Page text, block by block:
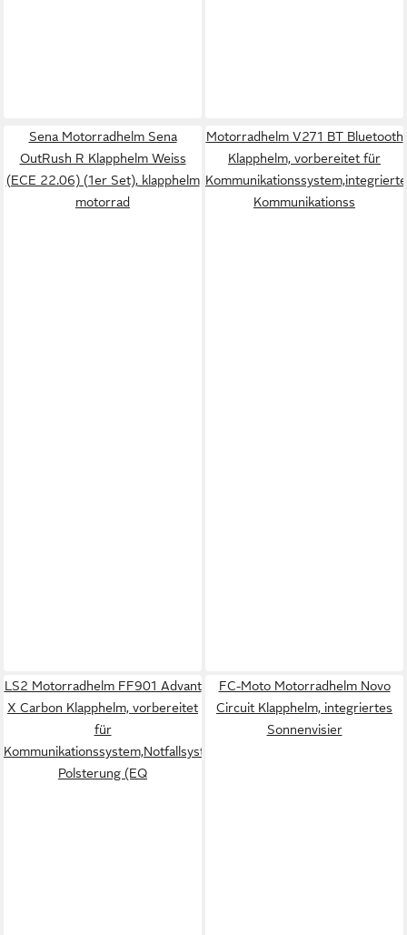
Sena Motorradhelm Sena
OutRush R Klapphelm Weiss
(ECE 22.06) (1er Set), klapphelm
motorrad
Motorradhelm V271 BT Bluetooth
Klapphelm, vorbereitet für
Kommunikationss
LS2 Motorradhelm FF901 Advant
X Carbon Klapphelm, vorbereitet
für
Kommunikationssystem,Notfallsystem-
Polsterung (EQ
FC-Moto Motorradhelm Novo
Circuit Klapphelm, integriertes
Sonnenvisier